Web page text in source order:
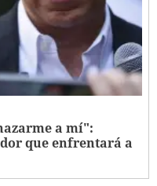
a mí":
que enfrentará a